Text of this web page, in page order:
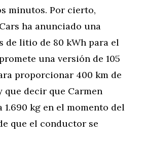
minutos. Por cierto,
ha anunciado una
de litio de 80 kWh para el
una versión de 105
proporcionar 400 km de
que decir que Carmen
1.690 kg en el momento del
que el conductor se